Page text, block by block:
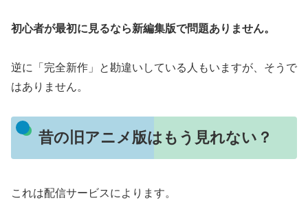
初心者が最初に見るなら新編集版で問題ありません。
逆に「完全新作」と勘違いしている人もいますが、そうで
はありません。
昔の旧アニメ版はもう見れない？
これは配信サービスによります。